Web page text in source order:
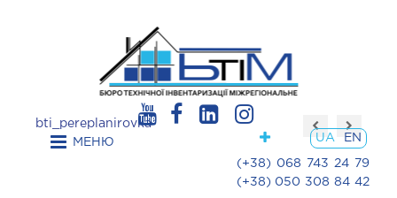
(+38) 068 743 24 79
(+38) 050 308 84 42
UA EN
МЕНЮ
bti_pereplanirovka